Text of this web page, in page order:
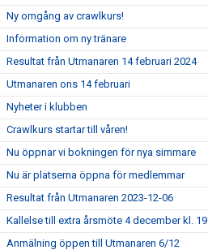
Ny omgång av crawlkurs!
Information om ny tränare
Resultat från Utmanaren 14 februari 2024
Utmanaren ons 14 februari
Nyheter i klubben
Crawlkurs startar till våren!
Nu öppnar vi bokningen för nya simmare
Nu är platserna öppna för medlemmar
Resultat från Utmanaren 2023-12-06
Kallelse till extra årsmöte 4 december kl. 19
Anmälning öppen till Utmanaren 6/12